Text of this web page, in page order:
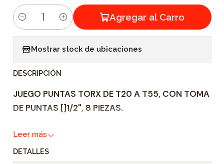
C
i
d
a
Agregar al Carro
Mostrar stock de ubicaciones
DESCRIPCIÓN
JUEGO PUNTAS TORX DE T20 A T55, CON TOMA
DE PUNTAS []1/2", 8 PIEZAS.
Leer más
DETALLES